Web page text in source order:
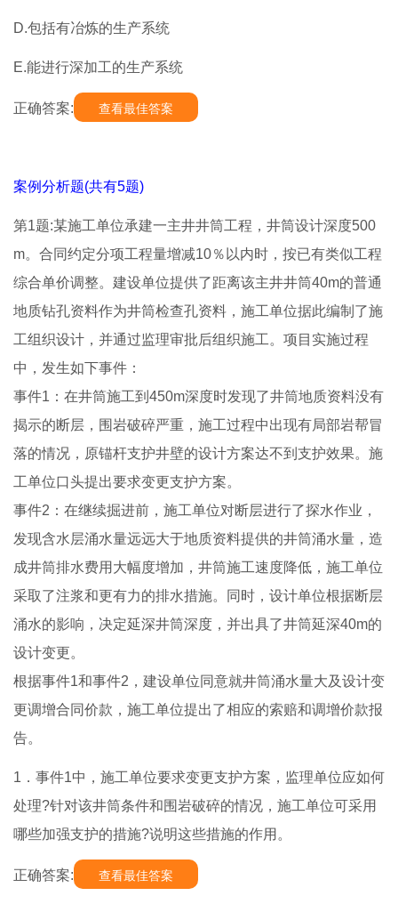
D.包括有冶炼的生产系统
E.能进行深加工的生产系统
正确答案: 查看最佳答案
案例分析题(共有5题)
第1题:某施工单位承建一主井井筒工程，井筒设计深度500
m。合同约定分项工程量增减10％以内时，按已有类似工程
综合单价调整。建设单位提供了距离该主井井筒40m的普通
地质钻孔资料作为井筒检查孔资料，施工单位据此编制了施
工组织设计，并通过监理审批后组织施工。项目实施过程
中，发生如下事件：
事件1：在井筒施工到450m深度时发现了井筒地质资料没有
揭示的断层，围岩破碎严重，施工过程中出现有局部岩帮冒
落的情况，原锚杆支护井壁的设计方案达不到支护效果。施
工单位口头提出要求变更支护方案。
事件2：在继续掘进前，施工单位对断层进行了探水作业，
发现含水层涌水量远远大于地质资料提供的井筒涌水量，造
成井筒排水费用大幅度增加，井筒施工速度降低，施工单位
采取了注浆和更有力的排水措施。同时，设计单位根据断层
涌水的影响，决定延深井筒深度，并出具了井筒延深40m的
设计变更。
根据事件1和事件2，建设单位同意就井筒涌水量大及设计变
更调增合同价款，施工单位提出了相应的索赔和调增价款报
告。
1．事件1中，施工单位要求变更支护方案，监理单位应如何
处理?针对该井筒条件和围岩破碎的情况，施工单位可采用
哪些加强支护的措施?说明这些措施的作用。
正确答案: 查看最佳答案